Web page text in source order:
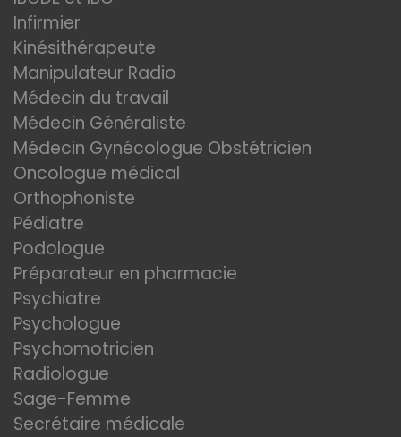
Infirmier
Kinésithérapeute
Manipulateur Radio
Médecin du travail
Médecin Généraliste
Médecin Gynécologue Obstétricien
Oncologue médical
Orthophoniste
Pédiatre
Podologue
Préparateur en pharmacie
Psychiatre
Psychologue
Psychomotricien
Radiologue
Sage-Femme
Secrétaire médicale